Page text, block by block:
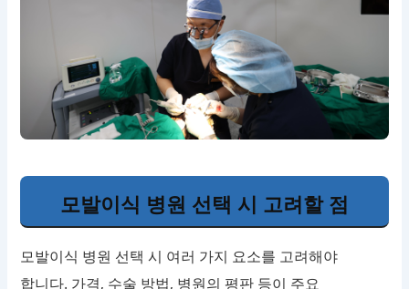
모발이식 병원 선택 시 고려할 점
모발이식 병원 선택 시 여러 가지 요소를 고려해야
합니다. 가격, 수술 방법, 병원의 평판 등이 주요